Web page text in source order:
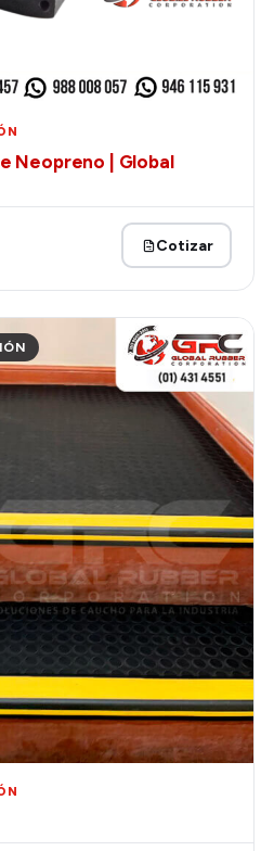
Neopreno | Global
Cotizar